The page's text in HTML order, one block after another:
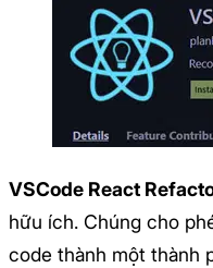
VSCode React
hữu ích. Chúng cho
code thành một thành